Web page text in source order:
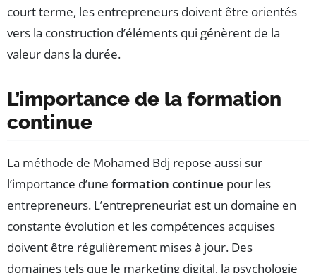
court terme, les entrepreneurs doivent être orientés
vers la construction d’éléments qui génèrent de la
valeur dans la durée.
L’importance de la formation
continue
La méthode de Mohamed Bdj repose aussi sur
l’importance d’une formation continue pour les
entrepreneurs. L’entrepreneuriat est un domaine en
constante évolution et les compétences acquises
doivent être régulièrement mises à jour. Des
domaines tels que le marketing digital, la psychologie